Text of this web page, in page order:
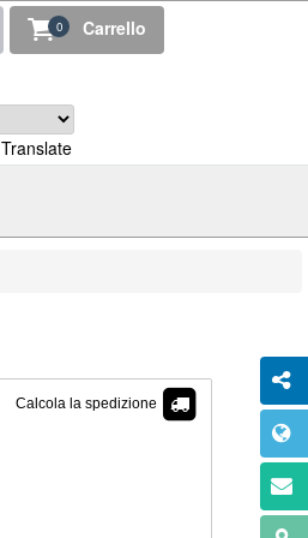
0 Carrello
Translate
Calcola la spedizione